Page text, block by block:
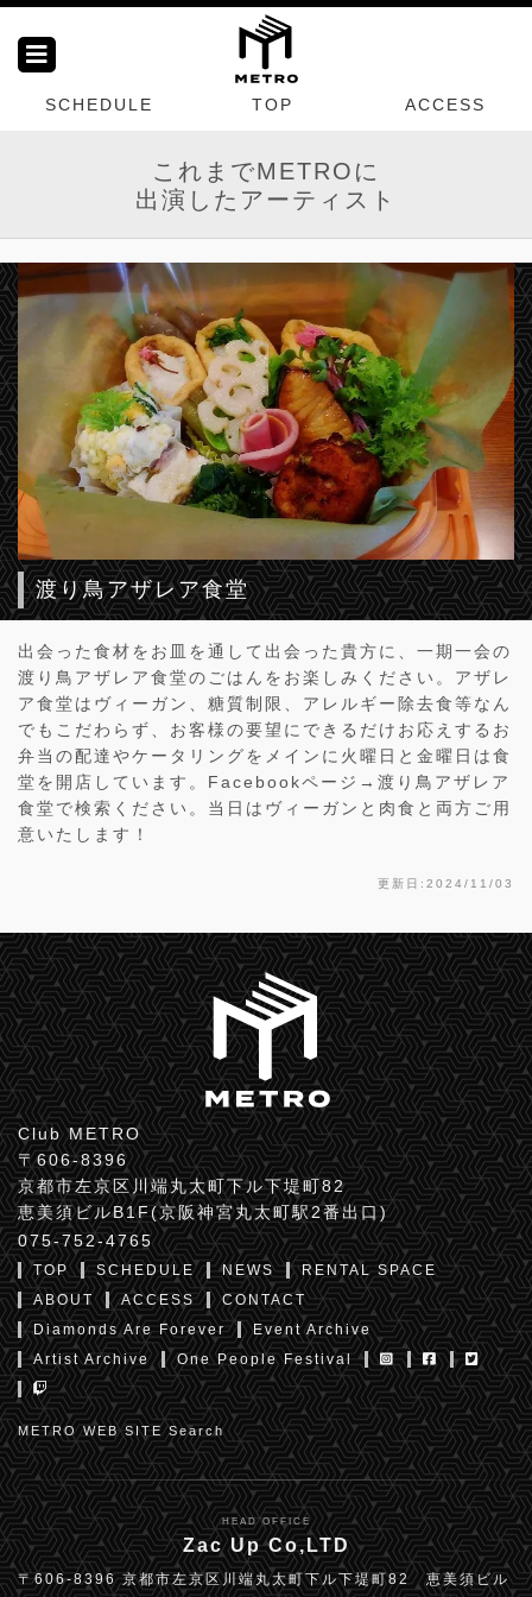
SCHEDULE TOP ACCESS
これまでMETROに
出演したアーティスト
渡り鳥アザレア食堂
出会った食材をお皿を通して出会った貴方に、一期一会の
渡り鳥アザレア食堂のごはんをお楽しみください。アザレ
ア食堂はヴィーガン、糖質制限、アレルギー除去食等なん
でもこだわらず、お客様の要望にできるだけお応えするお
弁当の配達やケータリングをメインに火曜日と金曜日は食
堂を開店しています。Facebookページ→渡り鳥アザレア
食堂で検索ください。当日はヴィーガンと肉食と両方ご用
意いたします！
更新日:2024/11/03
Club METRO
〒606-8396
京都市左京区川端丸太町下ル下堤町82
恵美須ビルB1F(京阪神宮丸太町駅2番出口)
075-752-4765
TOP SCHEDULE NEWS
RENTAL SPACE
ABOUT
ACCESS
CONTACT
Diamonds Are Forever
Event Archive
Artist Archive
One People Festival
METRO WEB SITE Search
HEAD OFFICE
Zac Up Co,LTD
〒606-8396 京都市左京区川端丸太町下ル下堤町82 恵美須ビル